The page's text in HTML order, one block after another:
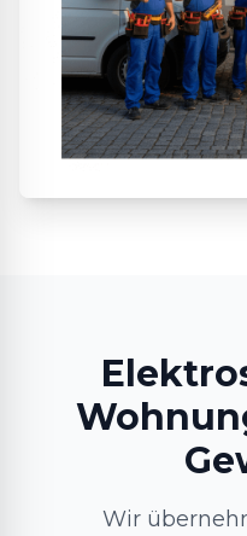
Wir